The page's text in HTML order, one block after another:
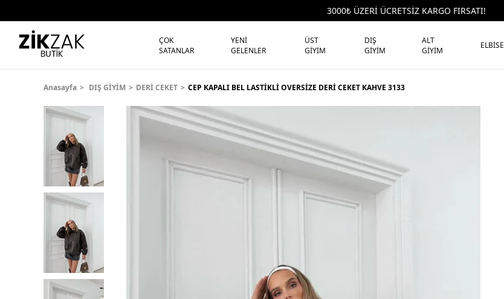
3000₺ ÜZERİ ÜCRETSİZ KARGO FIRSATI!
ÇOK
SATANLAR
YENİ
GELENLER
ÜST
GİYİM
DIŞ
GİYİM
ALT
GİYİM
ELBİSE
Anasayfa DIŞ GİYİM DERİ CEKET CEP KAPALI BEL LASTİKLİ OVERSİZE DERİ CEKET KAHVE 3133